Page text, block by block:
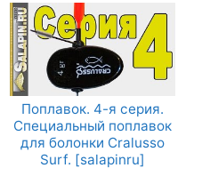
Поплавок. 4-я серия.
Специальный поплавок
для болонки Cralusso
Surf. [salapinru]